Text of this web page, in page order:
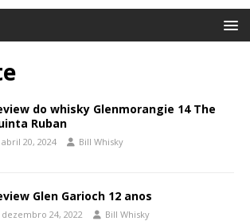
do whisky Glenmorangie 14 The
Ruban
abril 20, 2024 Bill Whisky
Glen Garioch 12 anos
dezembro 24, 2022 Bill Whisky